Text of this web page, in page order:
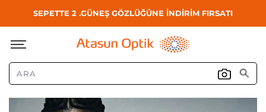
SEPETTE 2 .GÜNEŞ GÖZLÜĞÜNE İNDİRİM FIRSATI